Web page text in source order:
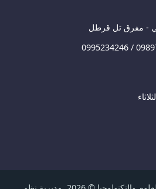
- مفرق تل قرطل
0995234246 /